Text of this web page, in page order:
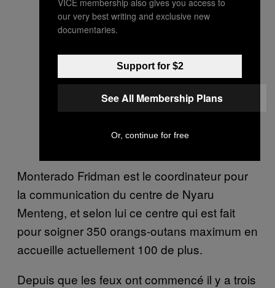
Monterado Fridman est le coordinateur pour
la communication du centre de Nyaru
Menteng, et selon lui ce centre qui est fait
pour soigner 350 orangs-outans maximum en
accueille actuellement 100 de plus.
Depuis que les feux ont commencé il y a trois
our very best writing and exclusive new
documentaries.
Support for $2
See All Membership Plans
Or, continue for free